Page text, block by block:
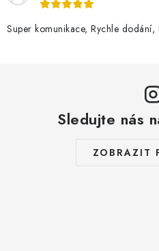
Super komunikace, Rychle
Sledujte nás
ZOBRAZIT